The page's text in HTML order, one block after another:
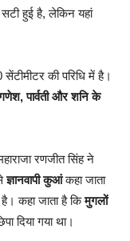
सटी हुई है, लेकिन यहां
की परिधि में है।
पार्वती और शनि के
रणजीत सिंह ने
ज्ञानवापी कुआंकहा जाता
है। कहा जाता है किमुगलों
दिया गया था।